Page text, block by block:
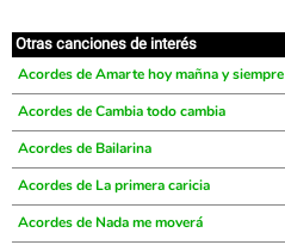
Otras canciones de interés
Acordes de Amarte hoy mañna y siempre
Acordes de Cambia todo cambia
Acordes de Bailarina
Acordes de La primera caricia
Acordes de Nada me moverá